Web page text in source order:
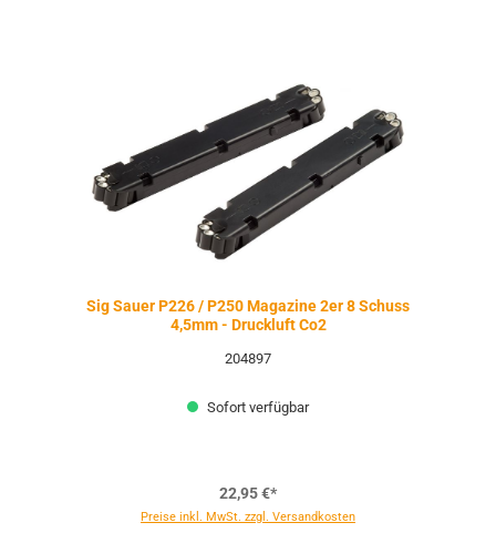
Sig Sauer P226 / P250 Magazine 2er 8 Schuss
4,5mm - Druckluft Co2
204897
Sofort verfügbar
22,95 €*
Preise inkl. MwSt. zzgl. Versandkosten